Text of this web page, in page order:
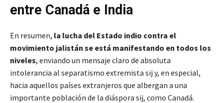
entre Canadá e India
En resumen, la lucha del Estado indio contra el
movimiento jalistán se está manifestando en todos los
niveles, enviando un mensaje claro de absoluta
intolerancia al separatismo extremista sij y, en especial,
hacia aquellos países extranjeros que albergan a una
importante población de la diáspora sij, como Canadá.